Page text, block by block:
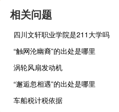
相关问题
四川文轩职业学院是211大学吗
“触网沦幽裔”的出处是哪里
涡轮风扇发动机
“邂逅忽相遇”的出处是哪里
车船税计税依据